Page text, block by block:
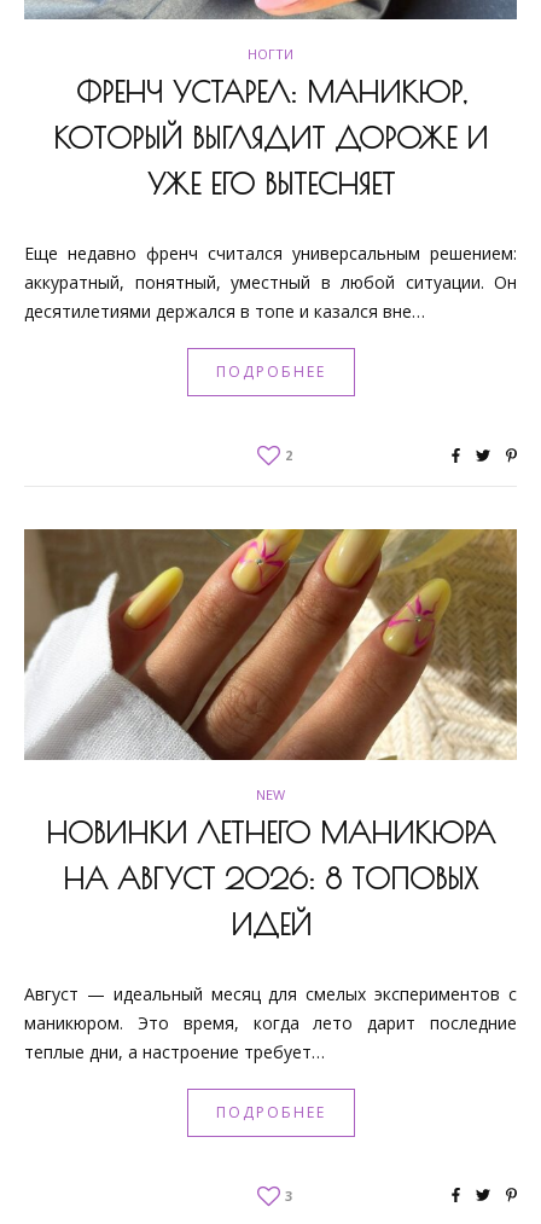
НОГТИ
ФРЕНЧ УСТАРЕЛ: МАНИКЮР,
КОТОРЫЙ ВЫГЛЯДИТ ДОРОЖЕ И
УЖЕ ЕГО ВЫТЕСНЯЕТ
Еще недавно френч считался универсальным решением:
аккуратный, понятный, уместный в любой ситуации. Он
десятилетиями держался в топе и казался вне…
ПОДРОБНЕЕ
2
NEW
НОВИНКИ ЛЕТНЕГО МАНИКЮРА
НА АВГУСТ 2026: 8 ТОПОВЫХ
ИДЕЙ
Август — идеальный месяц для смелых экспериментов с
маникюром. Это время, когда лето дарит последние
теплые дни, а настроение требует…
ПОДРОБНЕЕ
3